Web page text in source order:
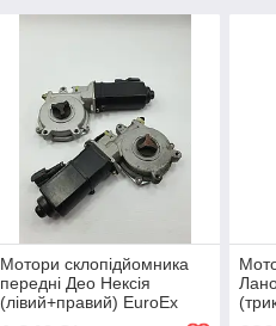
Мотори склопідйомника
передні Део Нексія
(лівий+правий) EuroEx
Угорщина